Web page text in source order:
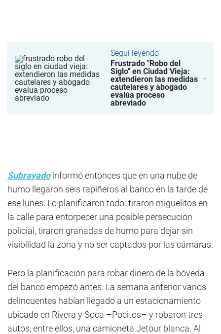
Seguí leyendo
Frustrado "Robo del
Siglo" en Ciudad Vieja:
extendieron las medidas
cautelares y abogado
evalúa proceso
abreviado
Subrayadoinformó entonces que en una nube de
humo llegaron seis rapiñeros al banco en la tarde de
ese lunes. Lo planificaron todo: tiraron miguelitos en
la calle para entorpecer una posible persecución
policial, tiraron granadas de humo para dejar sin
visibilidad la zona y no ser captados por las cámaras.
Pero la planificación para robar dinero de la bóveda
del banco empezó antes. La semana anterior varios
delincuentes habían llegado a un estacionamiento
ubicado en Rivera y Soca –Pocitos– y robaron tres
autos, entre ellos, una camioneta Jetour blanca. Al